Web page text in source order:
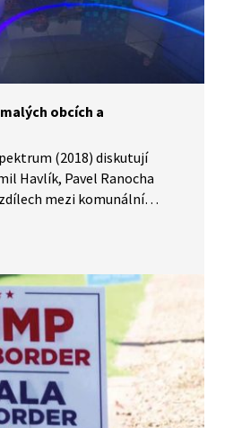
obcích a
(2018) diskutují
Havlík, Pavel Ranocha
mezi komunální
celostátní politické
úroveň důležitá
stranického systému.
a otevírá prostor
lokální a národní